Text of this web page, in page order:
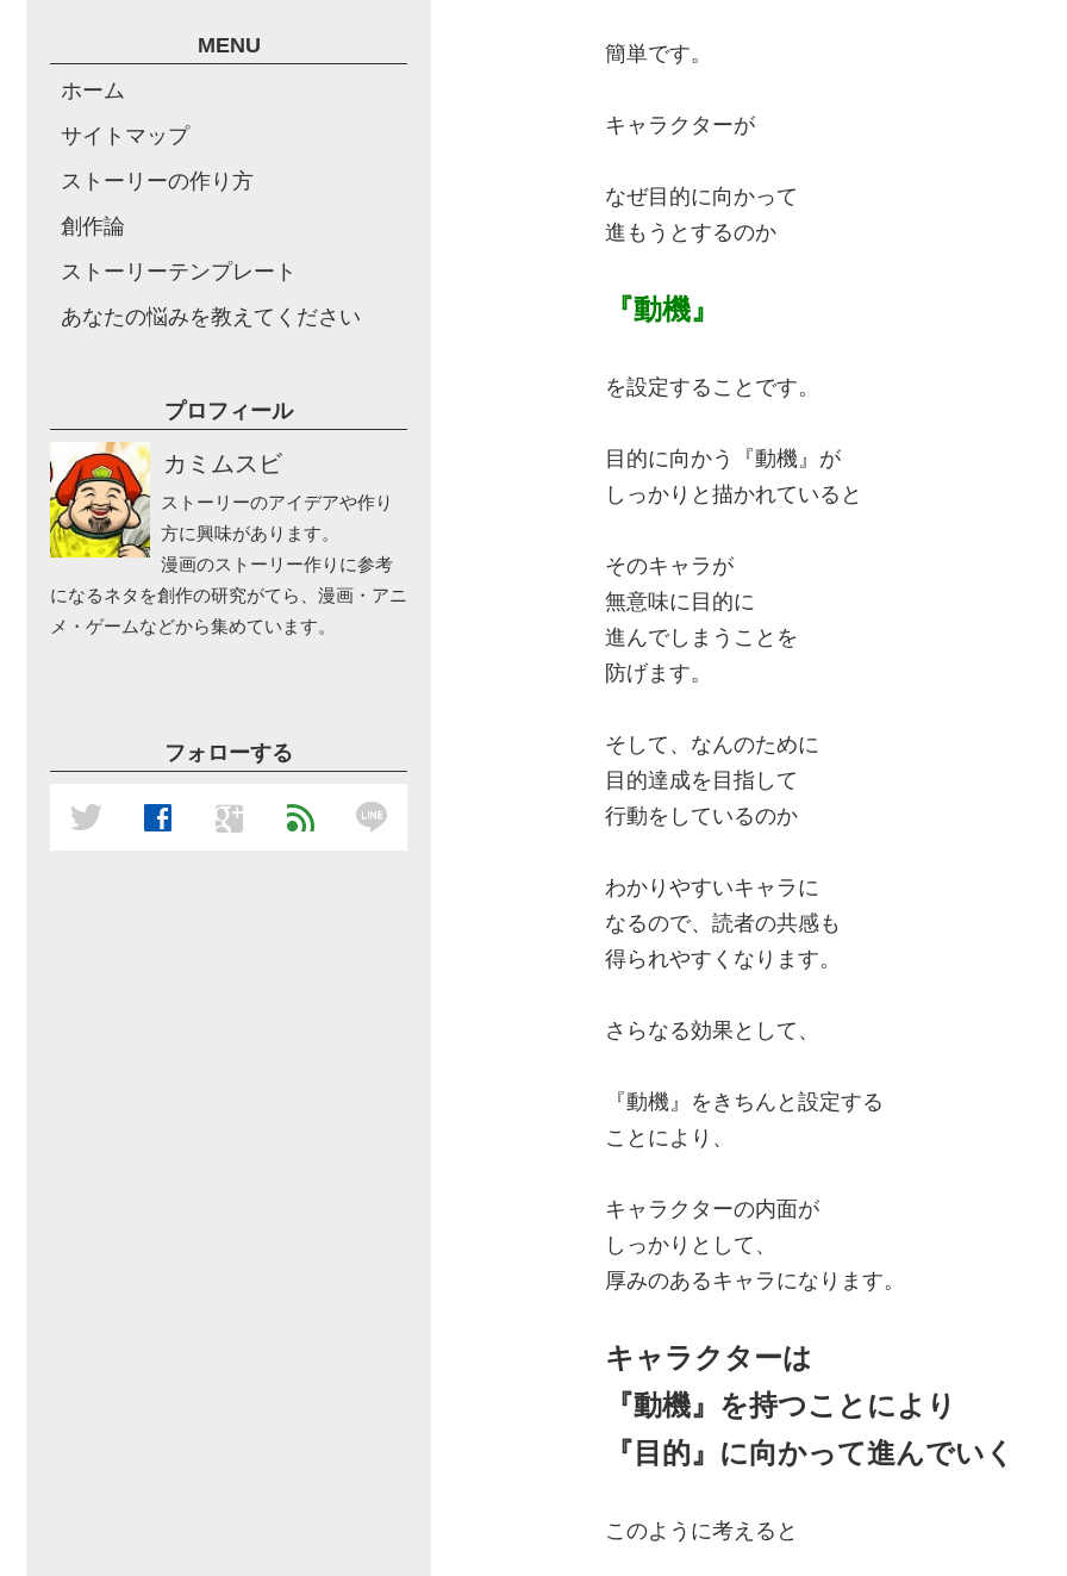
簡単です。
キャラクターが
なぜ目的に向かって
進もうとするのか
『動機』
を設定することです。
目的に向かう『動機』が
しっかりと描かれていると
そのキャラが
無意味に目的に
進んでしまうことを
防げます。
そして、なんのために
目的達成を目指して
行動をしているのか
わかりやすいキャラに
なるので、読者の共感も
得られやすくなります。
さらなる効果として、
『動機』をきちんと設定する
ことにより、
キャラクターの内面が
しっかりとして、
厚みのあるキャラになります。
キャラクターは
『動機』を持つことにより
『目的』に向かって進んでいく
このように考えると
MENU
ホーム
サイトマップ
ストーリーの作り方
創作論
ストーリーテンプレート
あなたの悩みを教えてください
プロフィール
カミムスビ
ストーリーのアイデアや作り
方に興味があります。
漫画のストーリー作りに参考
になるネタを創作の研究がてら、漫画・アニ
メ・ゲームなどから集めています。
フォローする
twitter facebook google feed line